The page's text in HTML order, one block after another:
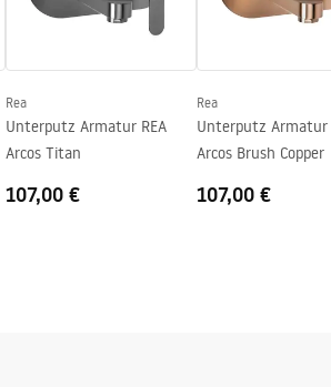
Rea
Unterputz Armatur REA
Arcos Titan
107,00 €
Rea
Unterputz Armatur
Arcos Brush Copper
107,00 €